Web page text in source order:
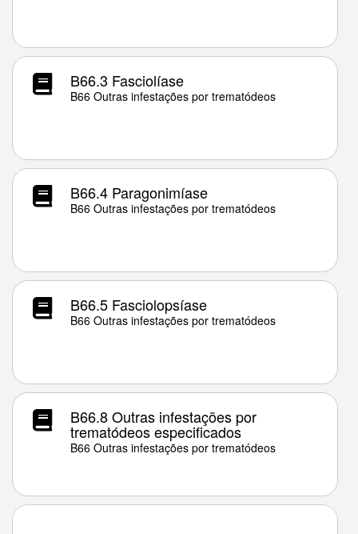
B66.3 Fasciolíase
B66 Outras infestações por trematódeos
B66.4 Paragonimíase
B66 Outras infestações por trematódeos
B66.5 Fasciolopsíase
B66 Outras infestações por trematódeos
B66.8 Outras infestações por
trematódeos especificados
B66 Outras infestações por trematódeos